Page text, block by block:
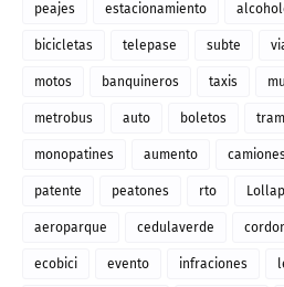
peajes estacionamiento
bicicletas telepase subte
motos banquineros taxis
metrobus auto boletos
monopatines aumento
patente peatones rto
aeroparque cedulaverde
ecobici evento infraciones